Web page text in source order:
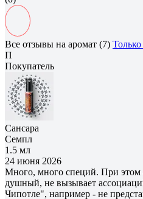
Все отзывы на аромат (7) Только
П
Покупатель
Сансара
Семпл
1.5 мл
24 июня 2026
Много, много специй. При этом
душный, не вызывает
Чипотле", например - не